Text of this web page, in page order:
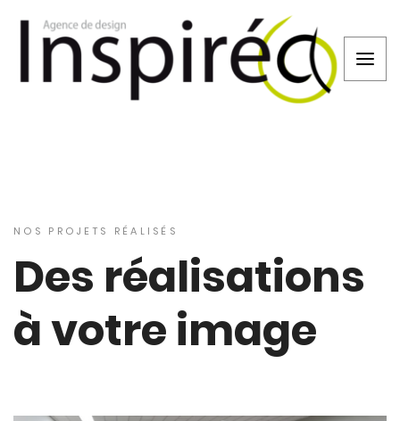
NOS PROJETS RÉALISÉS
Des réalisations
à votre image